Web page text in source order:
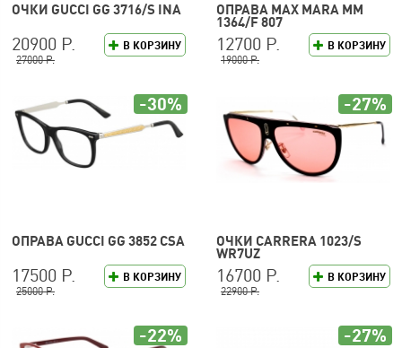
ОЧКИ GUCCI GG 3716/S INA
В КОРЗИНУ
20900 Р.
27000 Р.
ОПРАВА MAX MARA MM
1364/F 807
В КОРЗИНУ
12700 Р.
19000 Р.
ОПРАВА GUCCI GG 3852 CSA
В КОРЗИНУ
17500 Р.
25000 Р.
-30%
ОЧКИ CARRERA 1023/S
WR7UZ
В КОРЗИНУ
16700 Р.
22900 Р.
-27%
-22% -27%